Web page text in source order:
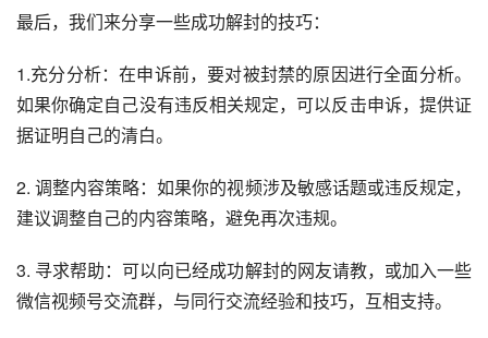
最后，我们来分享一些成功解封的技巧：
1.充分分析：在申诉前，要对被封禁的原因进行全面分析。
如果你确定自己没有违反相关规定，可以反击申诉，提供证
据证明自己的清白。
2. 调整内容策略：如果你的视频涉及敏感话题或违反规定，
建议调整自己的内容策略，避免再次违规。
3. 寻求帮助：可以向已经成功解封的网友请教，或加入一些
微信视频号交流群，与同行交流经验和技巧，互相支持。